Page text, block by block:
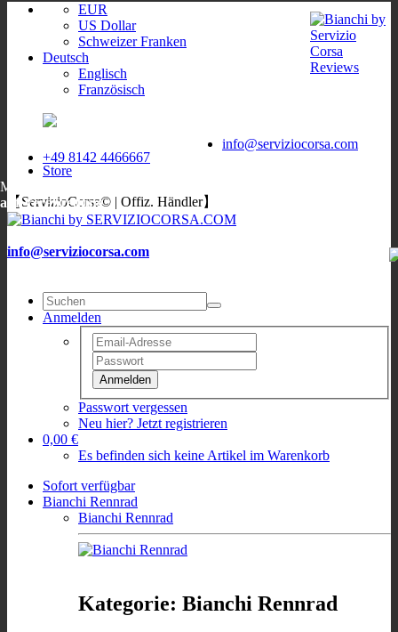
EUR
US Dollar
Schweizer Franken
Deutsch
Englisch
Französisch
info@serviziocorsa.com
+49 8142 4466667
Store
Mo, Di, Do, Fr:
auf Verabredung
【ServizioCorsa© | Offiz. Händler】
info@serviziocorsa.com
Anmelden
Anmelden
Passwort vergessen
Neu hier? Jetzt registrieren
0,00 €
Es befinden sich keine Artikel im Warenkorb
Sofort verfügbar
Bianchi Rennrad
Bianchi Rennrad
Kategorie: Bianchi Rennrad